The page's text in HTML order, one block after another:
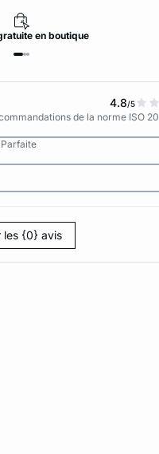
en boutique
4.8/5
de la norme ISO
Parfaite
les {0} avis